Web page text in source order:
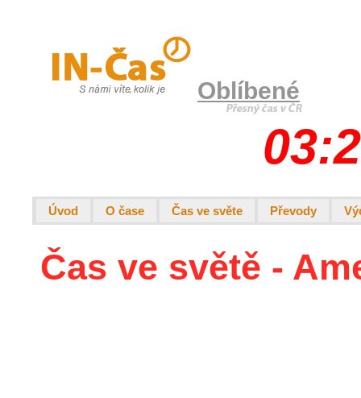
Oblíbené
Úvod O čase Čas ve světe Převody
Čas ve světě -